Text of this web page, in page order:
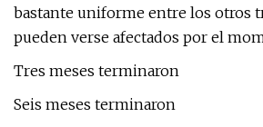
bastante uniforme entre los otros
pueden verse afectados por el
Tres meses terminaron
Seis meses terminaron